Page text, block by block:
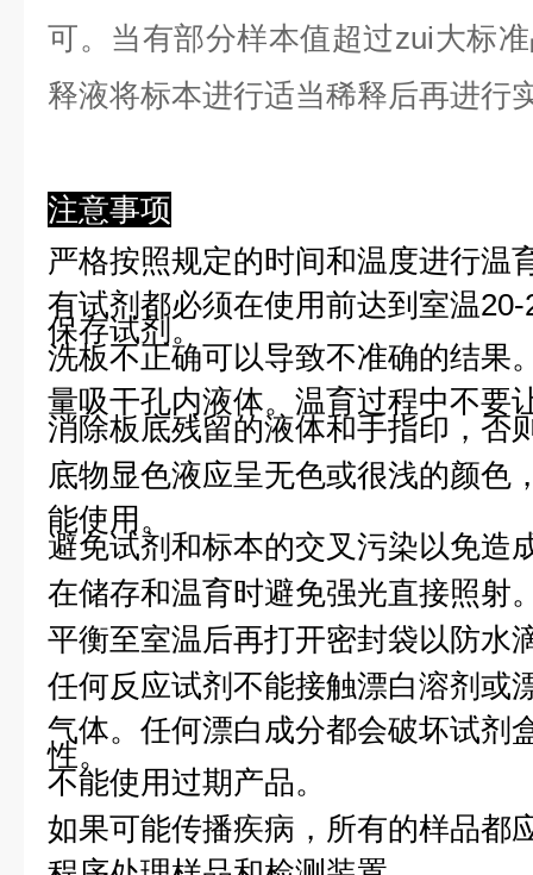
可。当有部分样本值超过zui大标
释液将标本进行适当稀释后再进行
注意事项
严格按照规定的时间和温度进行温
有试剂都必须在使用前达到室温
保存试剂。
洗板不正确可以导致不准确的结果
量吸干孔内液体。温育过程中不要
消除板底残留的液体和手指印，否
底物显色液应呈无色或很浅的颜色
能使用。
避免试剂和标本的交叉污染以免造
在储存和温育时避免强光直接照射
平衡至室温后再打开密封袋以防水
任何反应试剂不能接触漂白溶剂或
气体。任何漂白成分都会破坏试剂
性。
不能使用过期产品。
如果可能传播疾病，所有的样品都
程序处理样品和检测装置。